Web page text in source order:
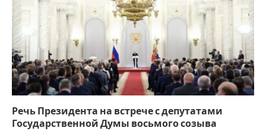
Речь Президента на встрече с депутатами
Государственной Думы восьмого созыва